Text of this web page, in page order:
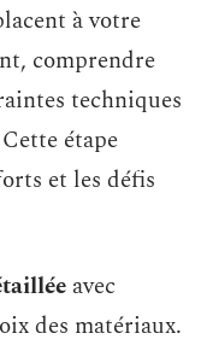
à votre
comprendre
techniques
étape
et les défis
avec
des matériaux.